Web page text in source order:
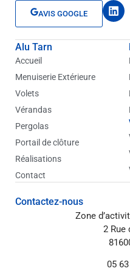
AVIS GOOGLE
L
i
k
Alu Tarn
Accueil
Menuiserie Extérieure
Volets
Vérandas
Pergolas
Portail de clôture
Réalisations
Contact
Contactez-nous
Zone
2 Rue
05